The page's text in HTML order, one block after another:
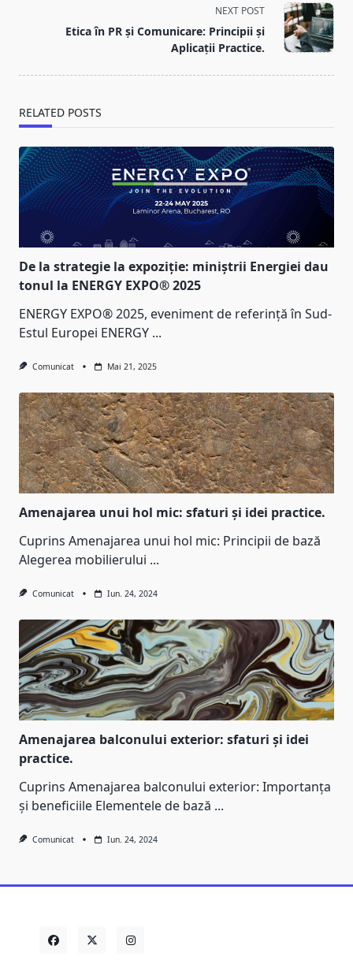
NEXT POST
Etica în PR și Comunicare: Principii și
Aplicații Practice.
RELATED POSTS
De la strategie la expoziție: miniștrii Energiei dau
tonul la ENERGY EXPO® 2025
ENERGY EXPO® 2025, eveniment de referință în Sud-
Estul Europei ENERGY ...
Comunicat Mai 21, 2025
Amenajarea unui hol mic: sfaturi și idei practice.
Cuprins Amenajarea unui hol mic: Principii de bază
Alegerea mobilierului ...
Comunicat Iun. 24, 2024
Amenajarea balconului exterior: sfaturi și idei
practice.
Cuprins Amenajarea balconului exterior: Importanța
și beneficiile Elementele de bază ...
Comunicat Iun. 24, 2024